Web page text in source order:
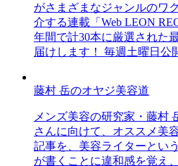
がさまざまなジャンルのワ
介する連載「Web LEON
年間で計30本に厳選された
届けします！ 毎週土曜日公
藤村 岳のオヤジ美容道
メンズ美容の研究家・藤村
さんに向けて、オススメ美
記事を、美容ライターとい
が書くことに違和感を覚え